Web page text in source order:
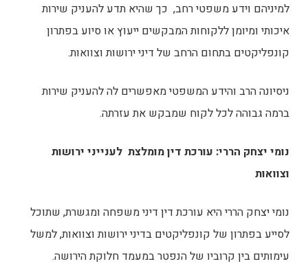
למיניהם וידע משפטי רחב, כך שהיא תדע להעניק שירות
איכותי ומיומן ללקוחות המבקשים ייעוץ או סיוע בפתרון
קונפליקטים בתחום הרחב של דיני ירושות וצוואות.
ניסיונה הרב והידע המשפטי מאפשרים לה להעניק שירות
ברמה גבוהה לכל לקוח שמבקש את עזרתה.
נומי יצחק הררי: עורכת דין מומלצת לענייני ירושות
וצוואות
נומי יצחק הררי היא עורכת דין דיני משפחה ומגשרת, שתוכל
לסייע בפתרון של קונפליקטים בדיני ירושות וצוואות, למשל
עימותים בין קרוביו של הנפטר במעמד חלוקת הירושה.